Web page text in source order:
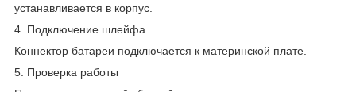
устанавливается в корпус.
4. Подключение шлейфа
Коннектор батареи подключается к материнской плате.
5. Проверка работы